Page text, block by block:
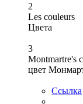
2
Les couleurs
Цвета
3
Montmartre's
цвет
Ссылка